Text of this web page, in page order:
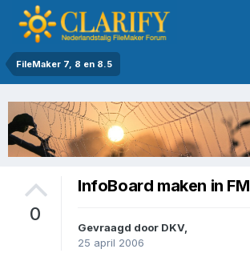
FileMaker 7, 8 en 8.5
0
InfoBoard maken in FM
Gevraagd door DKV,
25 april 2006